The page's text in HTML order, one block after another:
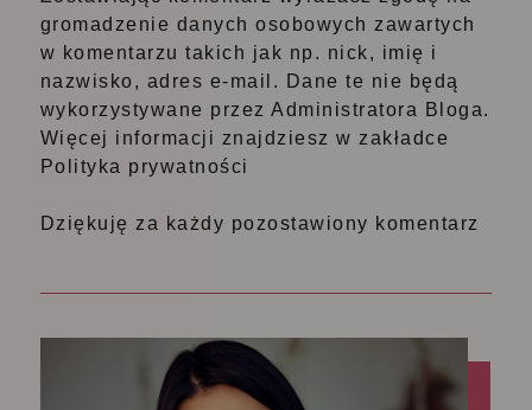
gromadzenie danych osobowych zawartych
w komentarzu takich jak np. nick, imię i
nazwisko, adres e-mail. Dane te nie będą
wykorzystywane przez Administratora Bloga.
Więcej informacji znajdziesz w zakładce
Polityka prywatności
Dziękuję za każdy pozostawiony komentarz